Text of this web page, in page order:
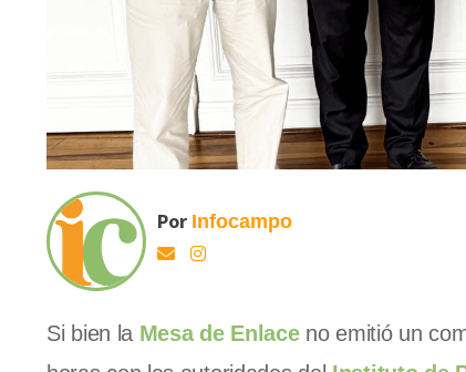
Por Infocampo
Si bien la Mesa de Enlaceno emitió un